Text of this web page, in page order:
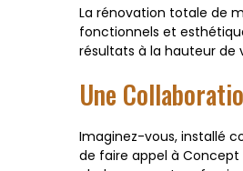
La rénovation totale de
fonctionnels et
résultats à la hauteur de
Une
Imaginez-vous, installé
de faire appel à